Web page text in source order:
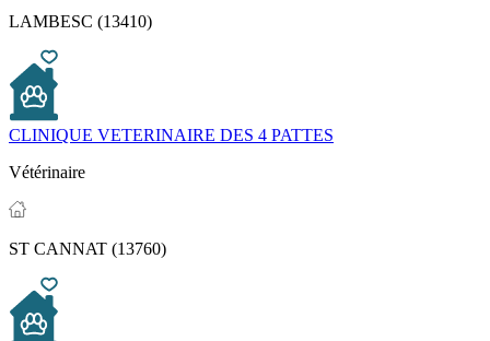
LAMBESC (13410)
CLINIQUE VETERINAIRE DES 4 PATTES
Vétérinaire
ST CANNAT (13760)